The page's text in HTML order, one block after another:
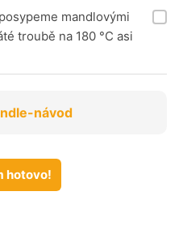
mandlovými
troubě na 180 °C asi
návod
hotovo!